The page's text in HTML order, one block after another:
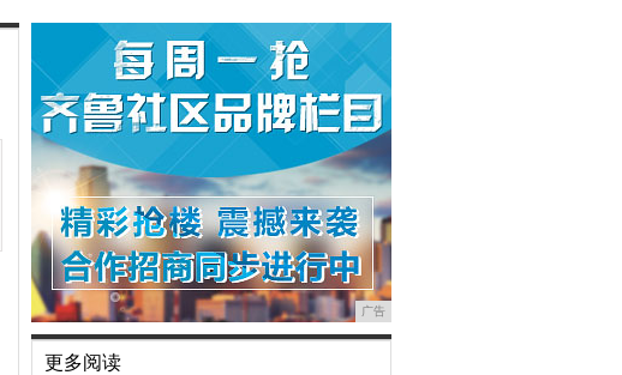
广告
更多阅读